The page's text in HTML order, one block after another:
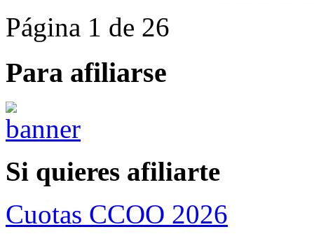
Página 1 de 26
Para afiliarse
Si quieres afiliarte
Cuotas CCOO 2026